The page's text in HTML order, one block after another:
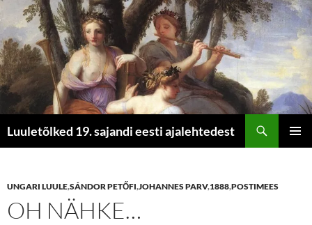
Luuletõlked 19. sajandi eesti ajalehtedest
UNGARI LUULE,SÁNDOR PETŐFI,JOHANNES PARV,1888,POSTIMEES
OH NÄHKE…